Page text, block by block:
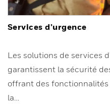
Services d’urgence
Les solutions de services
garantissent la sécurité
offrant des
la…